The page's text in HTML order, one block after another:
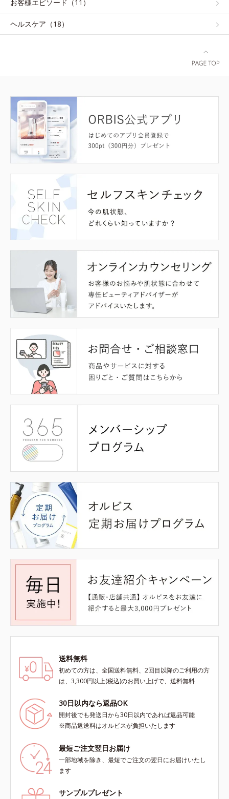
お客様エピソード（11）
ヘルスケア（18）
送料無料
初めての方は、全国送料無料、2回目以降のご利用の方
は、3,300円以上(税込)のお買い上げで、送料無料
30日以内なら返品OK
開封後でも発送日から30日以内であれば返品可能
※商品返送料はオルビスが負担いたします
最短ご注文翌日お届け
一部地域を除き、最短でご注文の翌日にお届けいたし
ます
サンプルプレゼント